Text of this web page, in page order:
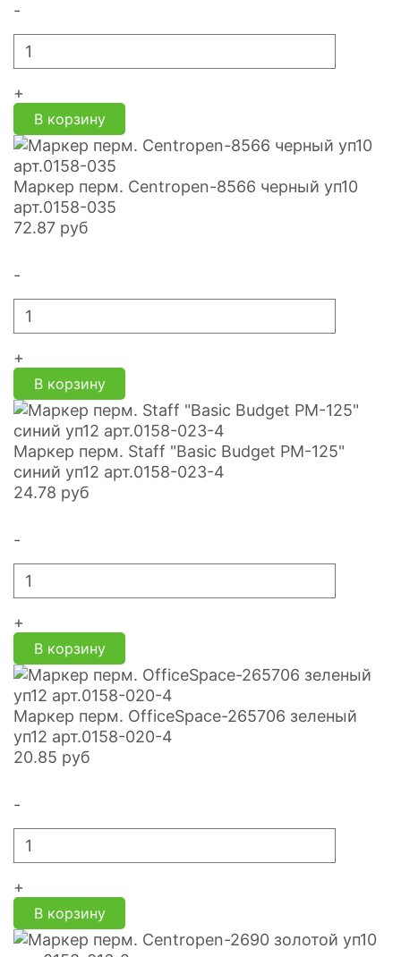
-
+
В корзину
Маркер перм. Centropen-8566 черный уп10
арт.0158-035
72.87 руб
-
+
В корзину
Маркер перм. Staff "Basic Budget PM-125"
синий уп12 арт.0158-023-4
24.78 руб
-
+
В корзину
Маркер перм. OfficeSpace-265706 зеленый
уп12 арт.0158-020-4
20.85 руб
-
+
В корзину